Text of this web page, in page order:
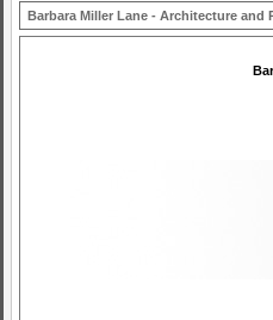
Barbara Miller Lane - Architecture and